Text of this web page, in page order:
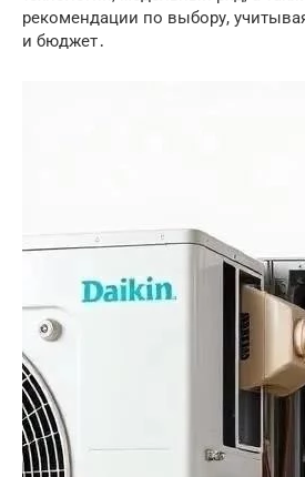
рекомендации по выбору,
и бюджет․